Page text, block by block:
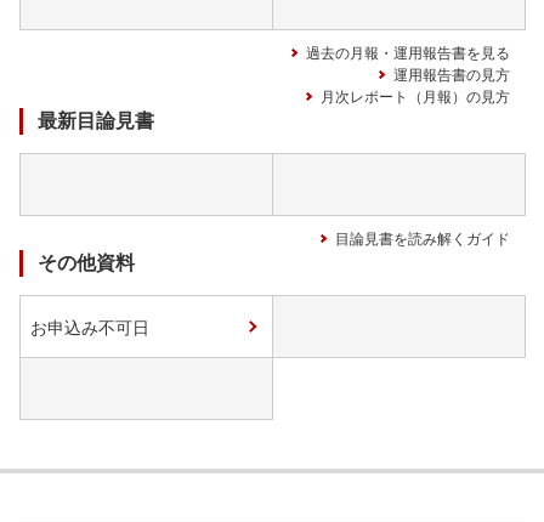
過去の月報・運用報告書を見る
運用報告書の見方
月次レポート（月報）の見方
最新目論見書
目論見書を読み解くガイド
その他資料
お申込み不可日